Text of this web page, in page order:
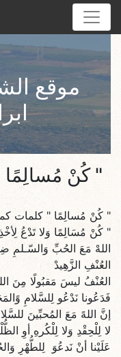
موقع
" كُنْ مُسالِمًا
" كُنْ مُسالِمًا " كلمات
" كُنْ مُسَالِمًا وَلا تَدْعُ لِأخْذِ
اللهْ مَعَ الحُبِّ وَالسّـلمِ
العُنْفِ الزَّهِيدْ
العُنْفُ ليسَ مَقبُولًا مِنَ
فَدَعُونا نَدْعُو لِلسَّلامِ
إنَّ اللهً مَعَ المُحبِّينَ
لا لِلْحِقْدِ وَلا لِلْكُرهِ أوِ
عَلَيْنا أنْ نَدعُوَ لِلطُّهْرِ